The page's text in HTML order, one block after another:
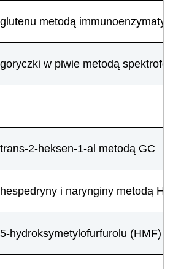
metodą
w piwie metodą
2-heksen-1-al metodą GC
i narynginy metodą
hydroksymetylofurfurolu (HMF)